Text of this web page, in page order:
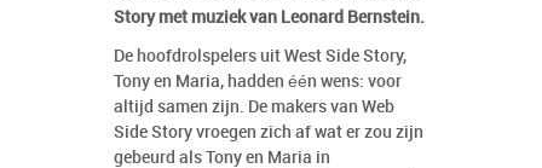
Story met muziek van Leonard Bernstein.
De hoofdrolspelers uit West Side Story,
Tony en Maria, hadden één wens: voor
altijd samen zijn. De makers van Web
Side Story vroegen zich af wat er zou zijn
gebeurd als Tony en Maria in